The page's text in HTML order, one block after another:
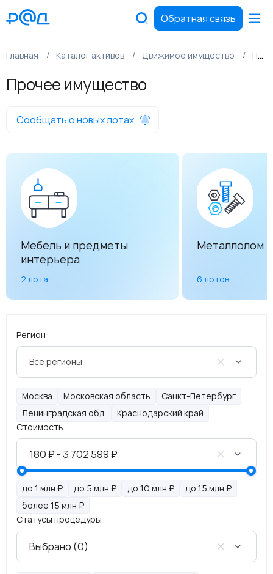
Обратная связь
Главная Каталог активов Движимое имущество Прочее имущество
Прочее имущество
Сообщать о новых лотах
Мебель и предметы
интерьера
2 лота
Металлолом
6 лотов
Регион
Все регионы
Москва Московская область
Санкт-Петербург
Ленинградская обл.
Краснодарский край
Стоимость
до 1 млн ₽ до 5 млн ₽ до 10 млн ₽
до 15 млн ₽
более 15 млн ₽
Статусы процедуры